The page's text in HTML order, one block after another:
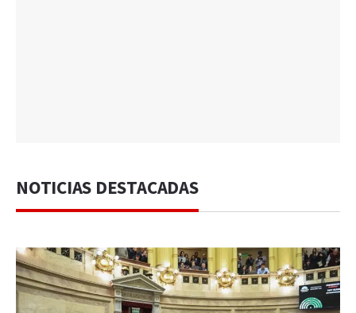
NOTICIAS DESTACADAS